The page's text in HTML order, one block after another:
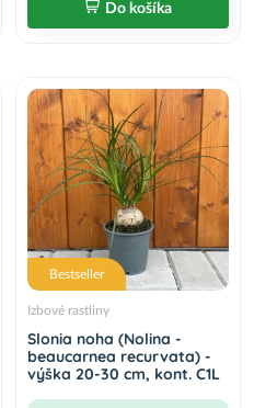
Do košíka
Bestseller
Izbové rastliny
Slonia noha (Nolina -
beaucarnea recurvata) -
výška 20-30 cm, kont. C1L